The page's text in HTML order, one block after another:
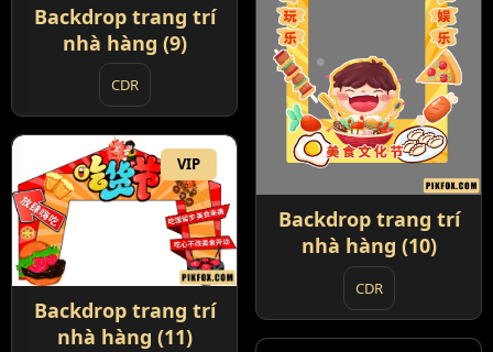
Backdrop trang trí
nhà hàng (9)
CDR
Backdrop trang trí
nhà hàng (10)
CDR
VIP
Backdrop trang trí
nhà hàng (11)